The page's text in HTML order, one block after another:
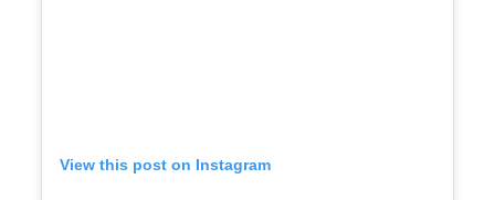
View this post on Instagram